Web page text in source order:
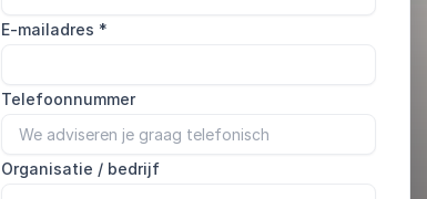
E-mailadres *
Telefoonnummer
Organisatie / bedrijf